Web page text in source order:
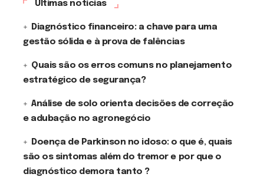
Últimas notícias
Diagnóstico financeiro: a chave para uma
gestão sólida e à prova de falências
Quais são os erros comuns no planejamento
estratégico de segurança?
Análise de solo orienta decisões de correção
e adubação no agronegócio
Doença de Parkinson no idoso: o que é, quais
são os sintomas além do tremor e por que o
diagnóstico demora tanto ?